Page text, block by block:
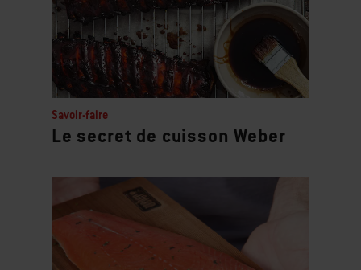
Savoir-faire
Le secret de cuisson Weber